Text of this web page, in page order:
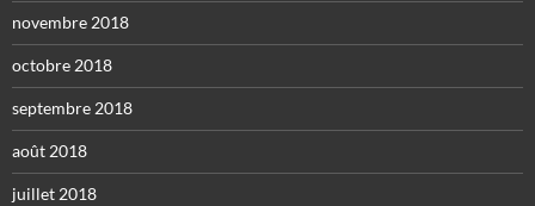
novembre 2018
octobre 2018
septembre 2018
août 2018
juillet 2018